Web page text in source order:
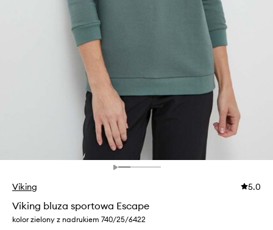
Viking 5.0
Viking bluza sportowa Escape
kolor zielony z nadrukiem 740/25/6422